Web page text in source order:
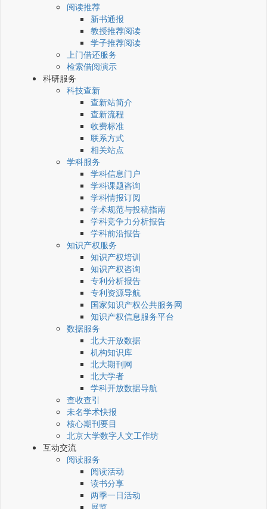
阅读推荐
新书通报
教授推荐阅读
学子推荐阅读
上门借还服务
检索借阅演示
科研服务
科技查新
查新站简介
查新流程
收费标准
联系方式
相关站点
学科服务
学科信息门户
学科课题咨询
学科情报订阅
学术规范与投稿指南
学科竞争力分析报告
学科前沿报告
知识产权服务
知识产权培训
知识产权咨询
专利分析报告
专利资源导航
国家知识产权公共服务网
知识产权信息服务平台
数据服务
北大开放数据
机构知识库
北大期刊网
北大学者
学科开放数据导航
查收查引
未名学术快报
核心期刊要目
北京大学数字人文工作坊
互动交流
阅读服务
阅读活动
读书分享
两季一日活动